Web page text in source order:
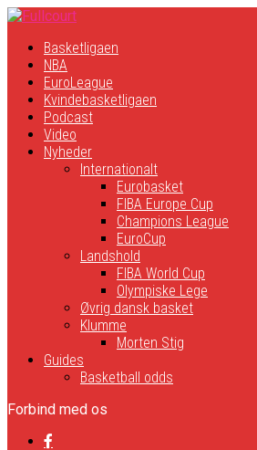
Basketligaen
NBA
EuroLeague
Kvindebasketligaen
Podcast
Video
Nyheder
Internationalt
Eurobasket
FIBA Europe Cup
Champions League
EuroCup
Landshold
FIBA World Cup
Olympiske Lege
Øvrig dansk basket
Klumme
Morten Stig
Guides
Basketball odds
Forbind med os